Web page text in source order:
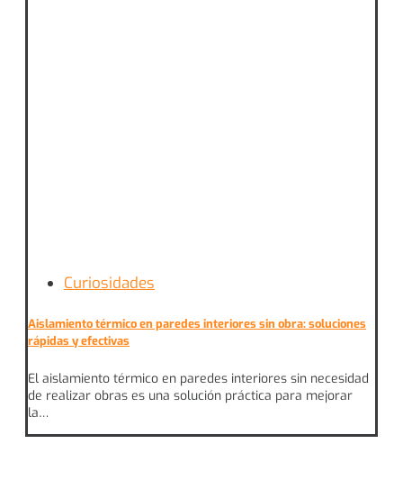
Curiosidades
Aislamiento térmico en paredes interiores sin obra: soluciones
rápidas y efectivas
El aislamiento térmico en paredes interiores sin necesidad
de realizar obras es una solución práctica para mejorar
la…